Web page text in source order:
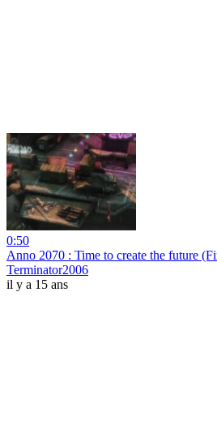
0:50
Anno 2070 : Time to create the future
Terminator2006
il y a 15 ans